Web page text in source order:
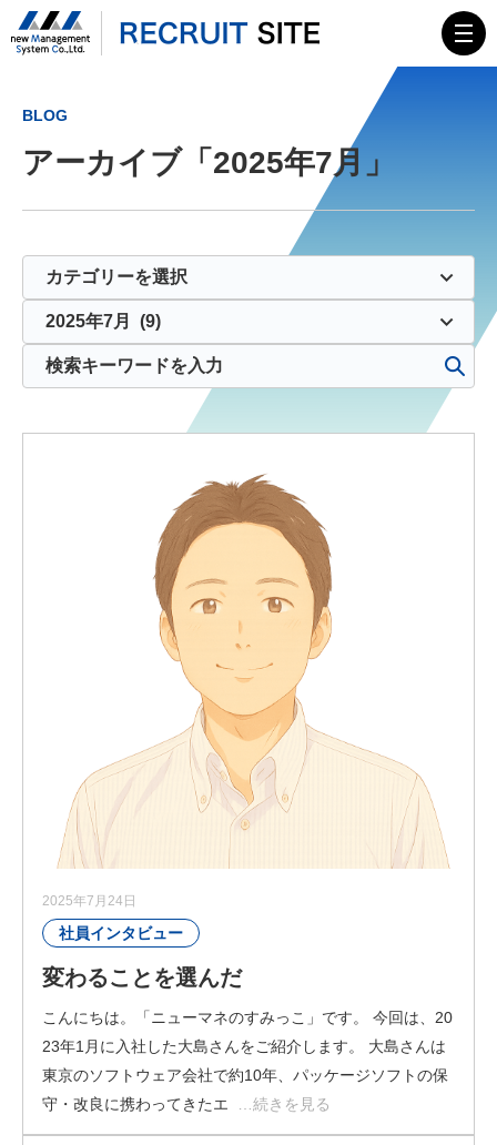
MESSAGE
HISTORY
ニューマネイズム
募集要項
ソリューション営業
営業事務
経営管理部
福利厚生
#ニューマネのすみっこ
エントリー
BLOG
アーカイブ「2025年7月」
2025年7月24日
社員インタビュー
変わることを選んだ
こんにちは。「ニューマネのすみっこ」です。 今回は、20
23年1月に入社した大島さんをご紹介します。 大島さんは
東京のソフトウェア会社で約10年、パッケージソフトの保
守・改良に携わってきたエ
…続きを見る